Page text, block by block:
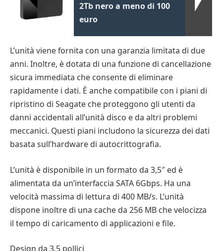
2Tb nero a meno di 100
euro
L’unità viene fornita con una garanzia limitata di due
anni. Inoltre, è dotata di una funzione di cancellazione
sicura immediata che consente di eliminare
rapidamente i dati. È anche compatibile con i piani di
ripristino di Seagate che proteggono gli utenti da
danni accidentali all’unità disco e da altri problemi
meccanici. Questi piani includono la sicurezza dei dati
basata sull’hardware di autocrittografia.
L’unità è disponibile in un formato da 3,5″ ed è
alimentata da un’interfaccia SATA 6Gbps. Ha una
velocità massima di lettura di 400 MB/s. L’unità
dispone inoltre di una cache da 256 MB che velocizza
il tempo di caricamento di applicazioni e file.
Design da 3,5 pollici